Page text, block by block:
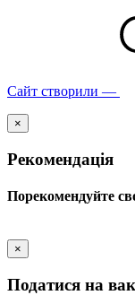
Сайт створили —
×
Рекомендація
Порекомендуйте
×
Податися на